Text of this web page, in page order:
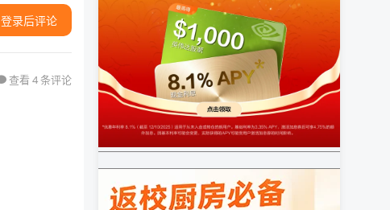
登录后评论
查看 4 条评论